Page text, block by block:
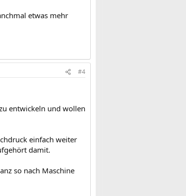
etwas mehr
#4
entwickeln und wollen
einfach weiter
damit.
so nach Maschine